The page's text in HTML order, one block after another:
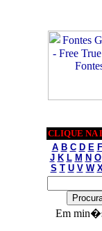
CLIQUE NA
A B C D E F
J K L M N O
S T U V W
Em